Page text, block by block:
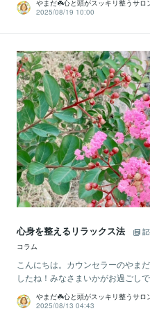
やまだ☘️心と頭がスッキリ整うサロ
2025/08/19 10:00
心身を整えるリラックス法
コラム
こんにちは。カウンセラーのやま
したね！みなさまいかがお過ごし
やまだ☘️心と頭がスッキリ整うサロ
2025/08/13 04:43